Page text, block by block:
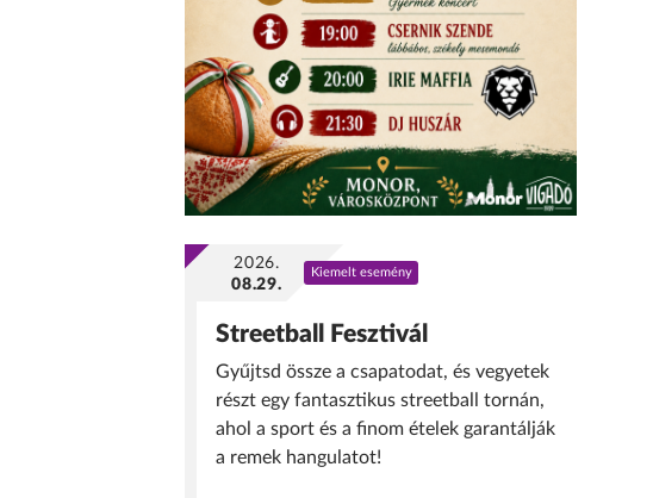
2026.
08.29.
Kiemelt esemény
Streetball Fesztivál
Gyűjtsd össze a csapatodat, és vegyetek
részt egy fantasztikus streetball tornán,
ahol a sport és a finom ételek garantálják
a remek hangulatot!